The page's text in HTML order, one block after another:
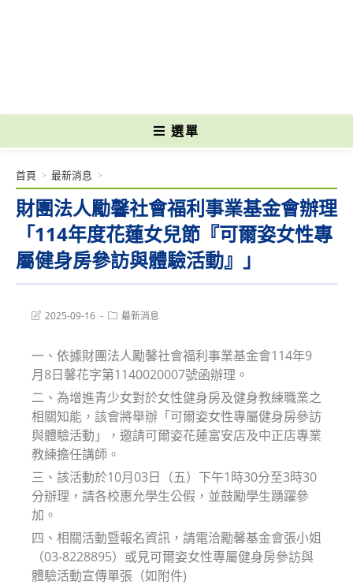
選單
財團法人勵馨社會福利事業基金會辦理
「114年度花蓮女兒節『可爾姿女性專
屬健身房參訪與體驗活動』」
首頁 > 最新消息 >
Post2025-09-16
Post最新消息
一、依據財團法人勵馨社會福利事業基金會114年9
月8日馨花字第1140020007號函辦理。
二、為增進青少女對於女性健身房及健身教練職業之
相關知能，該會將舉辦「可爾姿女性專屬健身房參訪
與體驗活動」，邀請可爾姿花蓮富安店及中正店專業
教練擔任講師。
三、該活動於10月03日（五）下午1時30分至3時30
分辦理，請各校惠允學生公假，並鼓勵學生踴躍參
加。
四、相關活動暨報名資訊，請電洽勵馨基金會張小姐
（03-8228895）或見可爾姿女性專屬健身房參訪與
體驗活動宣傳單張（如附件)